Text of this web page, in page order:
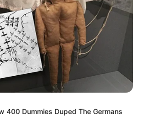
400 Dummies Duped The Germans